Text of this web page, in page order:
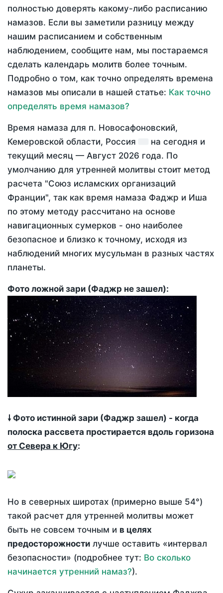
полностью доверять какому-либо расписанию
намазов. Если вы заметили разницу между
нашим расписанием и собственным
наблюдением, сообщите нам, мы постараемся
сделать календарь молитв более точным.
Подробно о том, как точно определять времена
намазов мы описали в нашей статье: Как точно
определять время намазов?
Время намаза для п. Новосафоновский,
Кемеровской области, Россия
на сегодня и
текущий месяц — Август 2026 года. По
умолчанию для утренней молитвы стоит метод
расчета "Союз исламских организаций
Франции", так как время намаза Фаджр и Иша
по этому методу рассчитано на основе
навигационных сумерков - оно наиболее
безопасное и близко к точному, исходя из
наблюдений многих мусульман в разных частях
планеты.
Фото ложной зари (Фаджр не зашел):
🠗 Фото истинной зари (Фаджр зашел) - когда
полоска рассвета простирается вдоль горизона
от Севера к Югу:
Но в северных широтах (примерно выше 54°)
такой расчет для утренней молитвы может
быть не совсем точным и в целях
предосторожности лучше оставить «интервал
безопасности» (подробнее тут: Во сколько
начинается утренний намаз?).